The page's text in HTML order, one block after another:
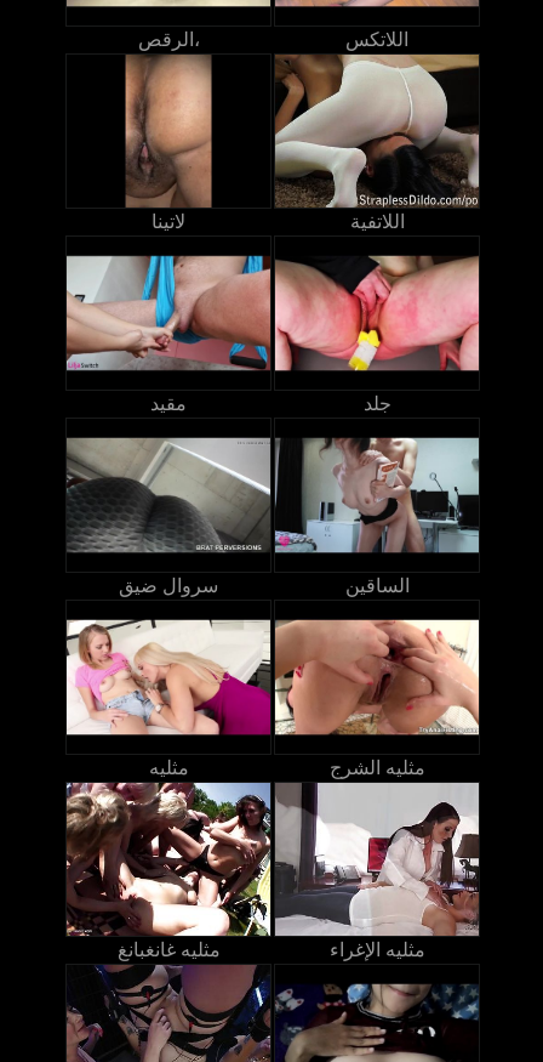
الرقص، اللاتكس
لاتينا اللاتفية
مقيد جلد
سروال ضيق الساقين
مثليه مثليه الشرج
مثليه غانغبانغ مثليه الإغراء